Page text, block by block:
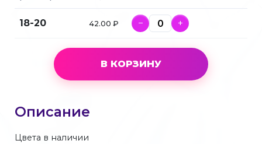
18-20 42.00 ₽ − +
В КОРЗИНУ
Описание
Цвета в наличии